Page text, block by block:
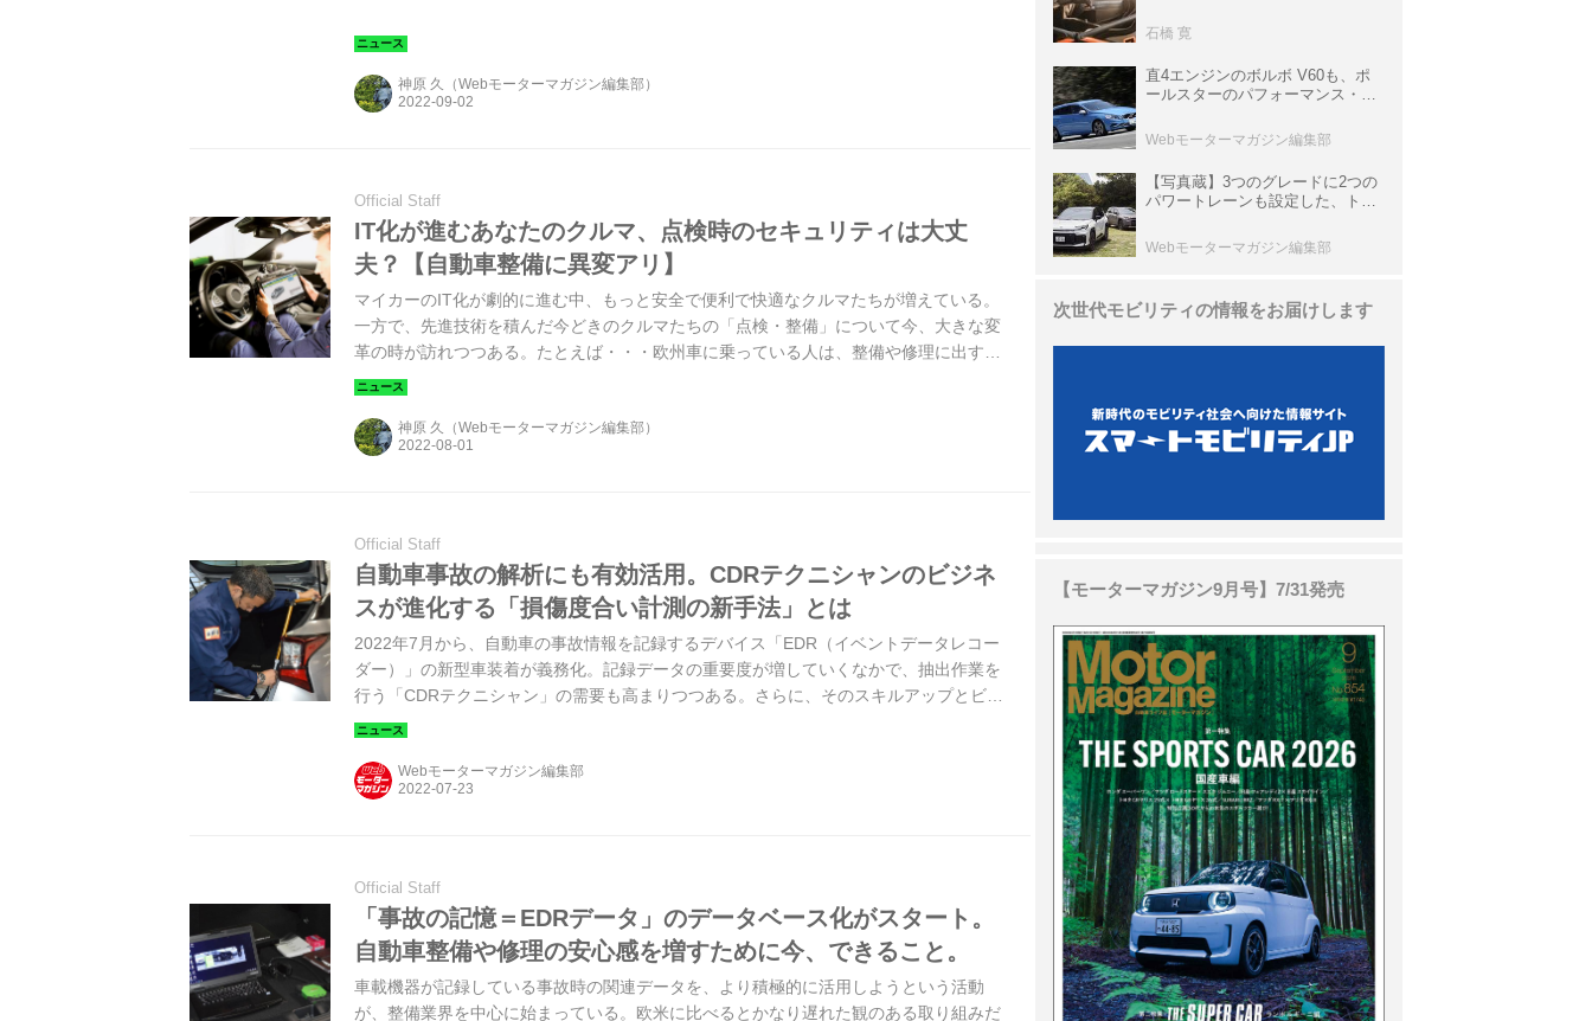
神原 久（Webモーターマガジン編集部）
Official Staff
IT化が進むあなたのクルマ、点検時のセキュリティは大丈
夫？【自動車整備に異変アリ】
マイカーのIT化が劇的に進む中、もっと安全で便利で快適なクルマたちが増えている。
一方で、先進技術を積んだ今どきのクルマたちの「点検・整備」について今、大きな変
革の時が訪れつつある。たとえば・・・欧州車に乗っている人は、整備や修理に出す時
の「セキュリティ」のことを、ちょっと真面目に考えておいたほうがいいかもしれな
神原 久（Webモーターマガジン編集部）
Official Staff
自動車事故の解析にも有効活用。CDRテクニシャンのビジネ
スが進化する「損傷度合い計測の新手法」とは
2022年7月から、自動車の事故情報を記録するデバイス「EDR（イベントデータレコー
ダー）」の新型車装着が義務化。記録データの重要度が増していくなかで、抽出作業を
行う「CDRテクニシャン」の需要も高まりつつある。さらに、そのスキルアップとビジ
ネスチャンスの拡大に向けた、新たな取り組みも始まっている。
Webモーターマガジン編集部
Official Staff
「事故の記憶＝EDRデータ」のデータベース化がスタート。
自動車整備や修理の安心感を増すために今、できること。
車載機器が記録している事故時の関連データを、より積極的に活用しようという活動
が、整備業界を中心に始まっている。欧米に比べるとかなり遅れた観のある取り組みだ
P900 プロトタイプ」とは
石橋 寛
直4エンジンのボルボ V60も、ポ
ールスターのパフォーマンス・パ
と昔の新車】
Webモーターマガジン編集部
【写真蔵】3つのグレードに2つの
パワートレーンも設定した、トヨ
Webモーターマガジン編集部
次世代モビリティの情報をお届けします
【モーターマガジン9月号】7/31発売